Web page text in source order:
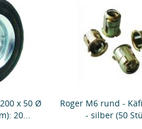
x 50 Ø
20...
Roger M6 rund -
- silber (50